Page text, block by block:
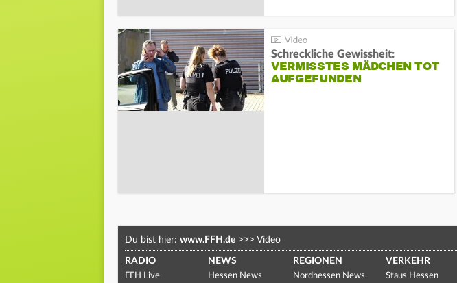
Schreckliche Gewissheit:
VERMISSTES MÄDCHEN TOT
AUFGEFUNDEN
Du bist hier: www.FFH.de >>> Video
RADIO
FFH Live
NEWS
Hessen News
REGIONEN
Nordhessen News
VERKEHR
Staus Hessen